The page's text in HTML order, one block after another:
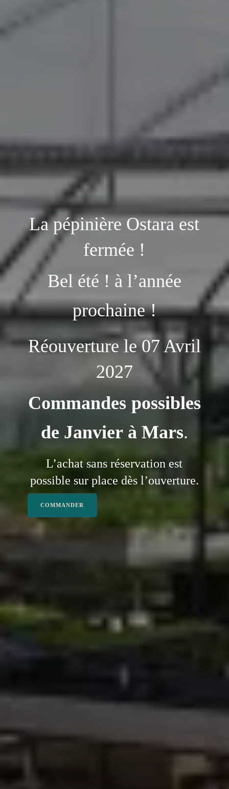
La pépinière Ostara est
fermée !
Bel été ! à l’année
prochaine !
Réouverture le 07 Avril
2027
Commandes possibles
de Janvier à Mars.
L’achat sans réservation est
possible sur place dès l’ouverture.
COMMANDER